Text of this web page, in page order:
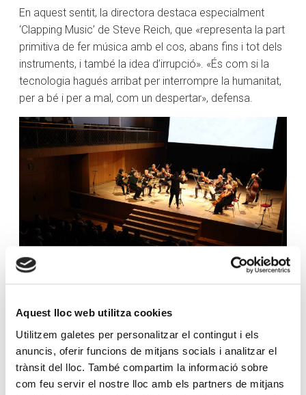
Aquest lloc web utilitza cookies
Utilitzem galetes per personalitzar el contingut i els
anuncis, oferir funcions de mitjans socials i analitzar el
trànsit del lloc. També compartim la informació sobre
com feu servir el nostre lloc amb els partners de mitjans
En aquest sentit, la directora destaca especialment
‘Clapping Music’ de Steve Reich, que «representa la part
primitiva de fer música amb el cos, abans fins i tot dels
instruments, i també la idea d’irrupció». «És com si la
tecnologia hagués arribat per interrompre la humanitat,
per a bé i per a mal, com un despertar», defensa.
El programa continua amb compositors com Philip
Glass o György Ligeti, que Sierralta vincula a estructures
repetitives i mecàniques. «És música molt repetitiva que
representa una mica les màquines, aquest moviment
constant, gairebé industrial», expressa, tot fent